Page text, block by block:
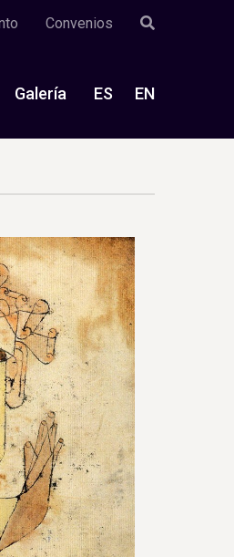
Convenios
Galería ES EN